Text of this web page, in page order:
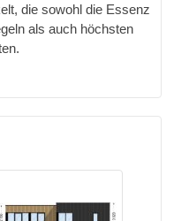
die sowohl die Essenz
als auch höchsten